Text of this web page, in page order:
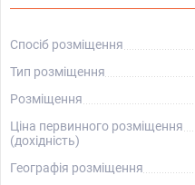
Спосіб розміщення
Тип розміщення
Розміщення
Ціна первинного розміщення
(дохідність)
Географія розміщення